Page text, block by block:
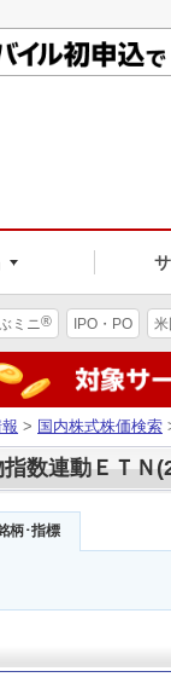
ミニ® IPO・PO
> 国内株式株価検索
数連動ＥＴＮ
柄･指標